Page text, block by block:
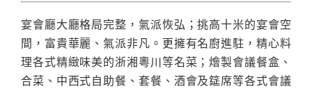
宴會廳大廳格局完整，氣派恢弘；挑高十米的宴會空
間，富貴華麗、氣派非凡。更擁有名廚進駐，精心料
理各式精緻味美的浙湘粵川等名菜；燴製會議餐盒、
合菜、中西式自助餐、套餐、酒會及筵席等各式會議